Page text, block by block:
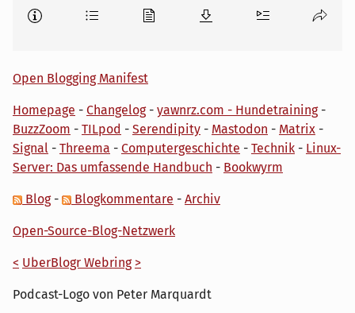
Open Blogging Manifest
Homepage - Changelog- yawnrz.com - Hundetraining-
BuzzZoom - TILpod - Serendipity - Mastodon - Matrix -
Signal - Threema - Computergeschichte - Technik - Linux-
Server: Das umfassende Handbuch - Bookwyrm
Blog- Blogkommentare - Archiv
Open-Source-Blog-Netzwerk
< UberBlogr Webring >
Podcast-Logo von Peter Marquardt